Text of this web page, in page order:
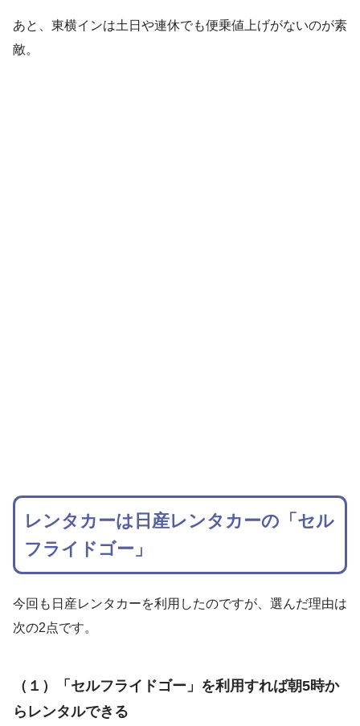
あと、東横インは土日や連休でも便乗値上げがないのが素
敵。
レンタカーは日産レンタカーの「セル
フライドゴー」
今回も日産レンタカーを利用したのですが、選んだ理由は
次の2点です。
（１）「セルフライドゴー」を利用すれば朝5時か
らレンタルできる